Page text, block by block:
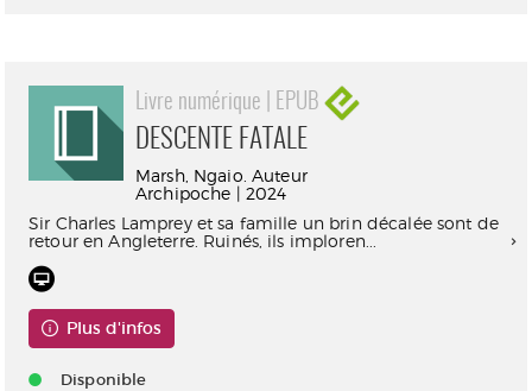
Livre numérique | EPUB
DESCENTE FATALE
Marsh, Ngaio. Auteur
Archipoche | 2024
Sir Charles Lamprey et sa famille un brin décalée sont de
retour en Angleterre. Ruinés, ils imploren...
Plus d'infos
Disponible